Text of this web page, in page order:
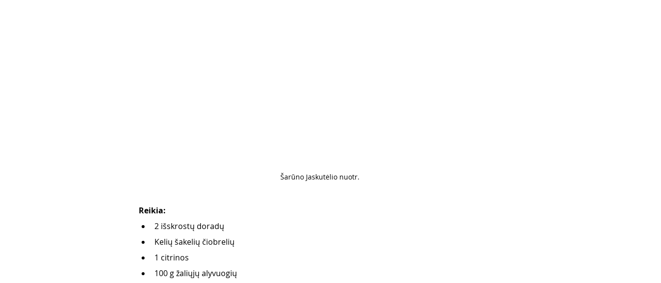
Šarūno Jaskutėlio nuotr.
Reikia:
2 išskrostų doradų
Kelių šakelių čiobrelių
1 citrinos
100 g žaliųjų alyvuogių